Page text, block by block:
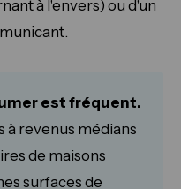
à l'envers) ou d'un
est fréquent.
à revenus médians
de maisons
surfaces de